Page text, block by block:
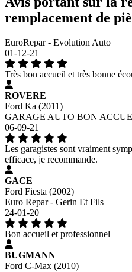
remplacement de
EuroRepar - Evolution Auto
01-12-21
Très bon accueil et très bonne
ROVERE
Ford Ka (2011)
GARAGE AUTO BON
06-09-21
Les garagistes sont vraiment
efficace, je recommande.
GACE
Ford Fiesta (2002)
Euro Repar - Gerin Et Fils
24-01-20
Bon accueil et professionnel
BUGMANN
Ford C-Max (2010)